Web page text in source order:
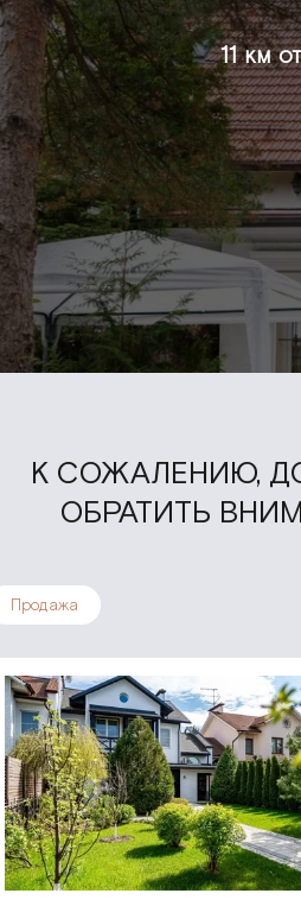
11 км
К СОЖАЛЕНИЮ,
ОБРАТИТЬ
Продажа